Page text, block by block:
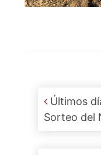
Post
Últimos
Sorteo del